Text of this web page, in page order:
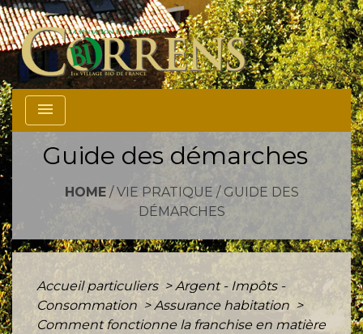
menu
Guide des démarches
HOME/ VIE PRATIQUE /GUIDE DES
DÉMARCHES
Accueil particuliers > Argent - Impôts -
Consommation > Assurance habitation >
Comment fonctionne la franchise en matière